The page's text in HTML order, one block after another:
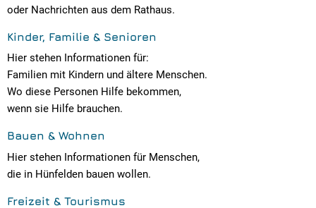
oder Nachrichten aus dem Rathaus.
Kinder, Familie & Senioren
Hier stehen Informationen für:
Familien mit Kindern und ältere Menschen.
Wo diese Personen Hilfe bekommen,
wenn sie Hilfe brauchen.
Bauen & Wohnen
Hier stehen Informationen für Menschen,
die in Hünfelden bauen wollen.
Freizeit & Tourismus